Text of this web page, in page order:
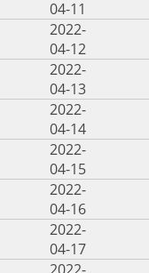
04-11
2022-
04-12
2022-
04-13
2022-
04-14
2022-
04-15
2022-
04-16
2022-
04-17
2022-